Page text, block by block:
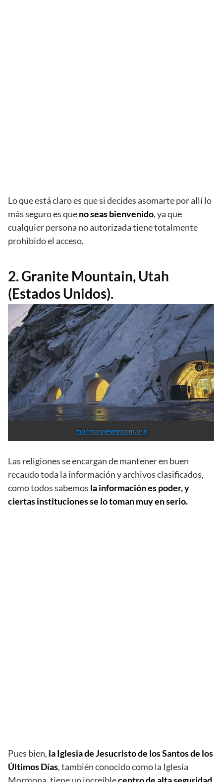
Lo que está claro es que si decides asomarte por allí lo
más seguro es queno seas bienvenido, ya que
cualquier persona no autorizada tiene totalmente
prohibido el acceso.
2. Granite Mountain, Utah
(Estados Unidos).
mormonnewsroom.org
Las religiones se encargan de mantener en buen
recaudo toda la información y archivos clasificados,
como todos sabemos la información es poder, y
ciertas instituciones se lo toman muy en serio.
Pues bien, la Iglesia de Jesucristo de los Santos de los
Últimos Días, también conocido como la Iglesia